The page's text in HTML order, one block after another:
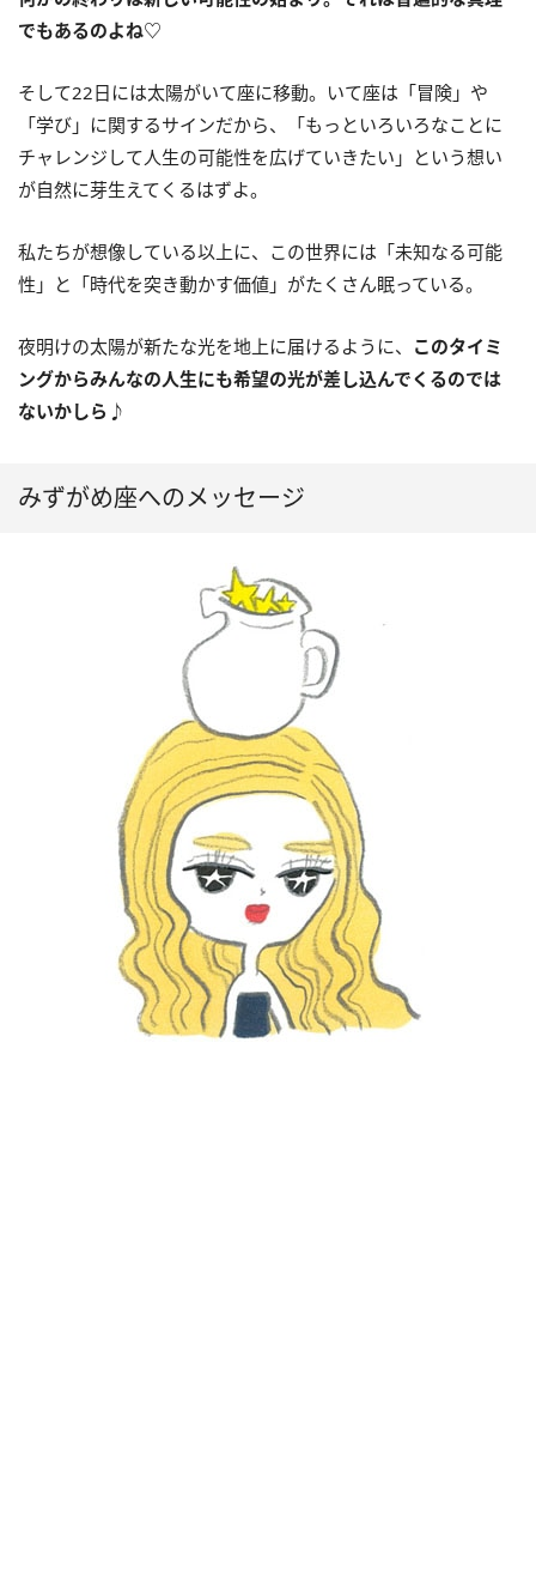
でもあるのよね♡
そして22日には太陽がいて座に移動。いて座は「冒険」や
「学び」に関するサインだから、「もっといろいろなことに
チャレンジして人生の可能性を広げていきたい」という想い
が自然に芽生えてくるはずよ。
私たちが想像している以上に、この世界には「未知なる可能
性」と「時代を突き動かす価値」がたくさん眠っている。
夜明けの太陽が新たな光を地上に届けるように、 このタイミ
ングからみんなの人生にも希望の光が差し込んでくるのでは
ないかしら♪
みずがめ座へのメッセージ